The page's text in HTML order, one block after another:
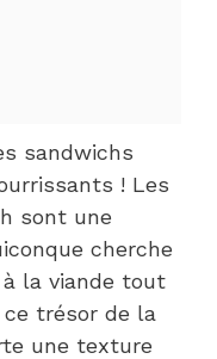
sandwichs
! Les
sont une
cherche
la viande tout
trésor de la
une texture